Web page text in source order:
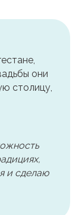
они
столицу,
и сделаю